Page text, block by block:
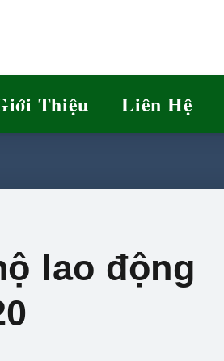
Thiệu Liên Hệ
lao động